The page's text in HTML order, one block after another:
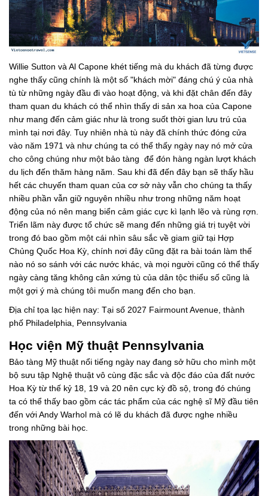
Willie Sutton và Al Capone khét tiếng mà du khách đã từng được
nghe thấy cũng chính là một số "khách mời" đáng chú ý của nhà
tù từ những ngày đầu đi vào hoạt động, và khi đặt chân đến đây
tham quan du khách có thể nhìn thấy di sản xa hoa của Capone
như mang đến cảm giác như là trong suốt thời gian lưu trú của
mình tại nơi đây. Tuy nhiên nhà tù này đã chính thức đóng cửa
vào năm 1971 và như chúng ta có thể thấy ngày nay nó mở cửa
cho công chúng như một bảo tàng để đón hàng ngàn lượt khách
du lịch đến thăm hàng năm. Sau khi đã đến đây bạn sẽ thấy hầu
hết các chuyến tham quan của cơ sở này vẫn cho chúng ta thấy
nhiều phần vẫn giữ nguyên nhiều như trong những năm hoạt
động của nó nên mang biển cảm giác cực kì lạnh lẽo và rùng rợn.
Triển lãm này được tổ chức sẽ mang đến những giá trị tuyệt vời
trong đó bao gồm một cái nhìn sâu sắc về giam giữ tại Hợp
Chủng Quốc Hoa Kỳ, chính nơi đây cũng đặt ra bài toán làm thế
nào nó so sánh với các nước khác, và mọi người cũng có thể thấy
ngày càng tăng không cân xứng tù của dân tộc thiểu số cũng là
một gợi ý mà chúng tôi muốn mang đến cho bạn.
Địa chỉ tọa lạc hiện nay: Tại số 2027 Fairmount Avenue, thành
phố Philadelphia, Pennsylvania
Học viện Mỹ thuật Pennsylvania
Bảo tàng Mỹ thuật nổi tiếng ngày nay đang sở hữu cho mình một
bộ sưu tập Nghệ thuật vô cùng đặc sắc và độc đáo của đất nước
Hoa Kỳ từ thế kỷ 18, 19 và 20 nên cực kỳ đồ sộ, trong đó chúng
ta có thể thấy bao gồm các tác phẩm của các nghệ sĩ Mỹ đầu tiên
đến với Andy Warhol mà có lẽ du khách đã được nghe nhiều
trong những bài học.